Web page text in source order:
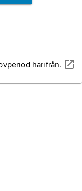
härifrån.